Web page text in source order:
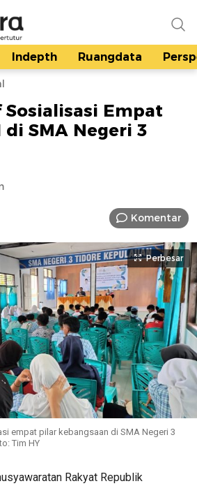
Indepth Ruangdata
Sosialisasi Empat
di SMA Negeri 3
Komentar
Perbesar
empat pilar kebangsaan di SMA Negeri 3
Tim HY
Rakyat Republik